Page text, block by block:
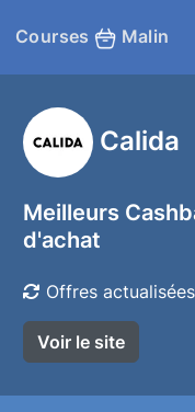
Courses Malin
Calida
Meilleurs
d'achat
Offres
Voir le site